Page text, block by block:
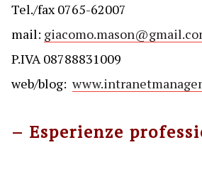
Tel./fax 0765-62007
mail:
P.IVA 08788831009
web/blog:
– Esperienze